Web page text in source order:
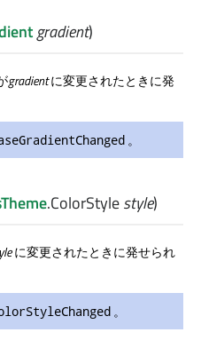
gradient)
gradientに変更されたときに発
。
.ColorStylestyle)
に変更されたときに発せられ
。